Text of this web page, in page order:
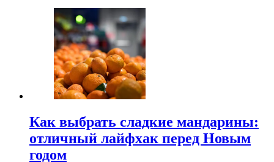
Как выбрать сладкие мандарины:
отличный лайфхак перед Новым
годом